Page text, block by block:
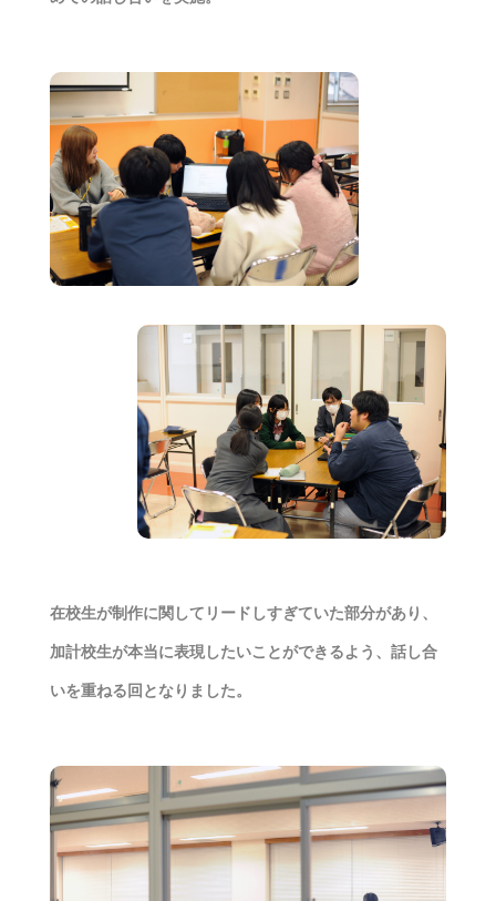
在校生が制作に関してリードしすぎていた部分があり、
加計校生が本当に表現したいことができるよう、話し合
いを重ねる回となりました。